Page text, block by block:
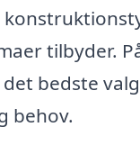
tilbyder.
bedste
behov.